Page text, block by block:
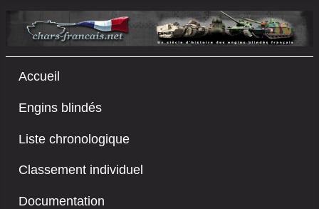
Accueil
Engins blindés
Liste chronologique
Classement individuel
Documentation